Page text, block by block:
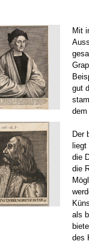
Mit
gut
dem
Der
die
die
als
des